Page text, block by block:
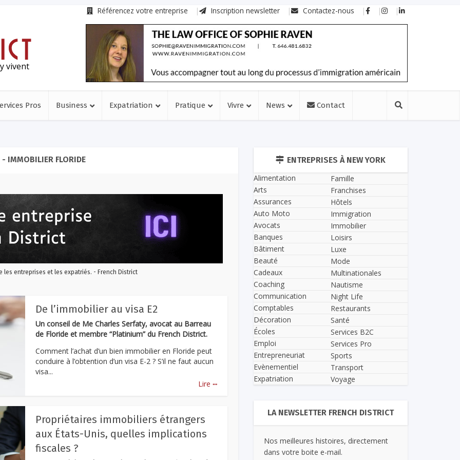
Référencez votre entreprise Inscription newsletter Contactez-nous
vivent
Pros Business Expatriation Pratique Vivre News Contact
- IMMOBILIER FLORIDE
les entreprises et les expatriés. - French District
De l’immobilier au visa E2
Un conseil de Me Charles Serfaty, avocat au Barreau
de Floride et membre “Platinium” du French District.
Comment l’achat d’un bien immobilier en Floride peut
conduire à l’obtention d’un visa E-2 ? S’il ne faut aucun
visa...
Lire ...
Propriétaires immobiliers étrangers
aux États-Unis, quelles implications
fiscales ?
ENTREPRISES À NEW YORK
Alimentation
Arts
Assurances
Auto Moto
Avocats
Banques
Bâtiment
Beauté
Cadeaux
Coaching
Communication
Comptables
Décoration
Écoles
Emploi
Entrepreneuriat
Evènementiel
Expatriation
Famille
Franchises
Hôtels
Immigration
Immobilier
Loisirs
Luxe
Mode
Multinationales
Nautisme
Night Life
Restaurants
Santé
Services B2C
Services Pro
Sports
Transport
Voyage
LA NEWSLETTER FRENCH DISTRICT
Nos meilleures histoires, directement
dans votre boite e-mail.